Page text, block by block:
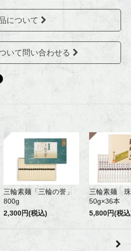
について
いて問い合わせる
三輪素麺「三輪の誉」
800g
2,300円(税込)
三輪素麺 珠
50g×36本
5,800円(税